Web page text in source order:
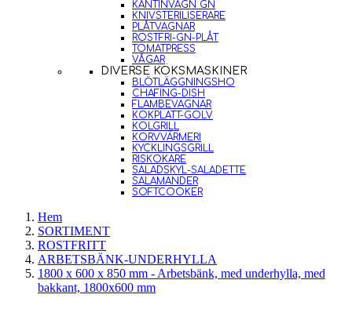
KANTINVAGN GN
KNIVSTERILISERARE
PLÅTVAGNAR
ROSTFRI-GN-PLÅT
TOMATPRESS
VÅGAR
DIVERSE KÖKSMASKINER
BLÖTLÄGGNINGSHO
CHAFING-DISH
FLAMBEVAGNAR
KOKPLATT-GOLV
KOLGRILL
KORVVÄRMERI
KYCKLINGSGRILL
RISKOKARE
SALADSKYL-SALADETTE
SALAMANDER
SOFTCOOKER
Hem
SORTIMENT
ROSTFRITT
ARBETSBÄNK-UNDERHYLLA
1800 x 600 x 850 mm - Arbetsbänk, med underhylla, med
bakkant, 1800x600 mm